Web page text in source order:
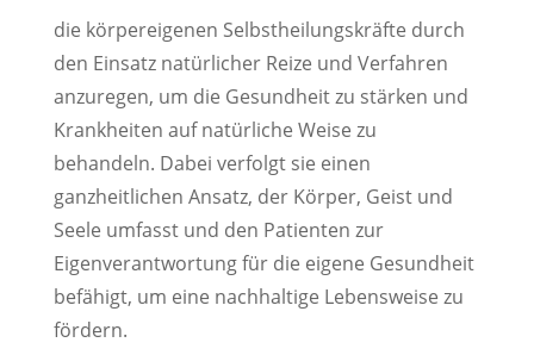
die körpereigenen Selbstheilungskräfte durch
den Einsatz natürlicher Reize und Verfahren
anzuregen, um die Gesundheit zu stärken und
Krankheiten auf natürliche Weise zu
behandeln. Dabei verfolgt sie einen
ganzheitlichen Ansatz, der Körper, Geist und
Seele umfasst und den Patienten zur
Eigenverantwortung für die eigene Gesundheit
befähigt, um eine nachhaltige Lebensweise zu
fördern.